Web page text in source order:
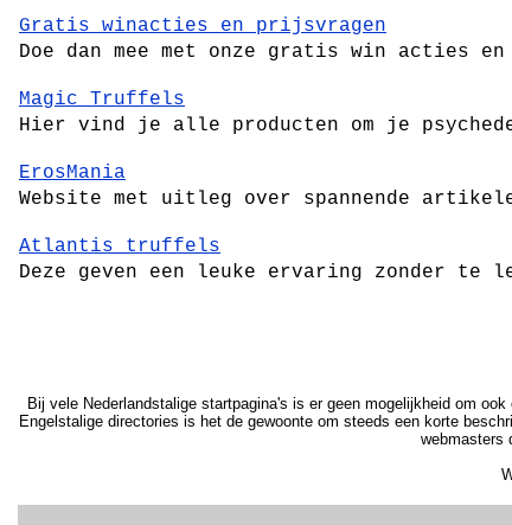
Gratis winacties en prijsvragen
Doe dan mee met onze gratis win acties
Magic Truffels
Hier vind je alle producten om je
ErosMania
Website met uitleg over spannende
Atlantis truffels
Deze geven een leuke ervaring zonder te
Bij vele Nederlandstalige startpagina's is er geen mogelijkheid om
Engelstalige directories is het de gewoonte om steeds een korte
webmasters